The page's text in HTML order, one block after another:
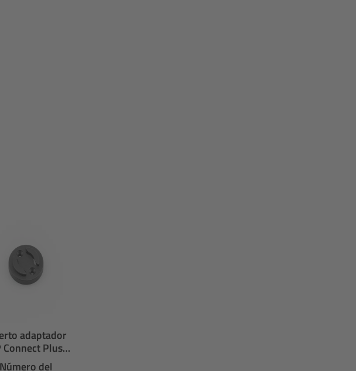
adaptador
Connect Plus
para FIT
Número del